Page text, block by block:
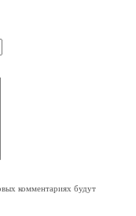
комментариях будут